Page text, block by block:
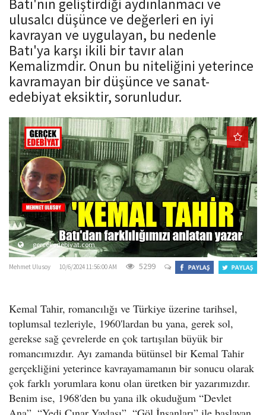
t
i
o
n
Batı'nın geliştirdiği aydınlanmacı ve
ulusalcı düşünce ve değerleri en iyi
kavrayan ve uygulayan, bu nedenle
Batı'ya karşı ikili bir tavır alan
Kemalizmdir. Onun bu niteliğini yeterince
kavramayan bir düşünce ve sanat-
edebiyat eksiktir, sorunludur.
gercekedebiyat.com
Mehmet Ulusoy 10/6/2024 11:56:00 AM 5299
Kemal Tahir, romancılığı ve Türkiye üzerine tarihsel,
toplumsal tezleriyle, 1960'lardan bu yana, gerek sol,
gerekse sağ çevrelerde en çok tartışılan büyük bir
romancımızdır. Ayı zamanda bütünsel bir Kemal Tahir
gerçekliğini yeterince kavrayamamanın bir sonucu olarak
çok farklı yorumlara konu olan üretken bir yazarımızdır.
Benim ise, 1968'den bu yana ilk okuduğum “Devlet